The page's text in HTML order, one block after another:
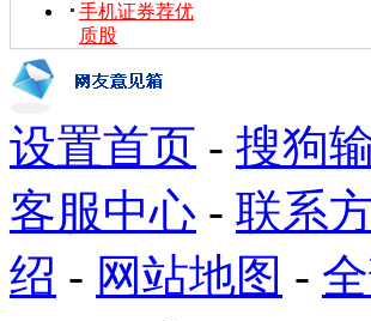
手机证券荐优
质股
设置首页 - 搜狗
客服中心 - 联系
绍 - 网站地图 -